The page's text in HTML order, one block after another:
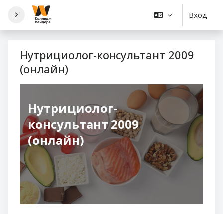
Перейти к основному содержанию
Вход
Нутрициолог-консультант 2009
(онлайн)
Нутрициолог-
консультант 2009
(онлайн)